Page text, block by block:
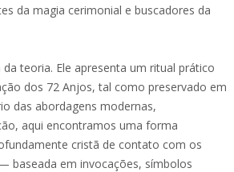
da magia cerimonial e buscadores da
teoria. Ele apresenta um ritual prático
dos 72 Anjos, tal como preservado em
das abordagens modernas,
aqui encontramos uma forma
cristã de contato com os
baseada em invocações, símbolos